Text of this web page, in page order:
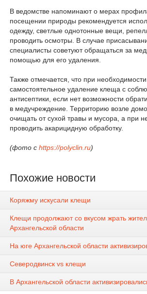
В ведомстве напоминают о мерах
посещении природы рекомендуется
одежду, светлые однотонные вещи,
проводить осмотры. В случае
специалисты советуют обращаться за
помощью для его удаления.
Также отмечается, что при
самостоятельное удаление клеща с
антисептики, если нет возможности
в медучреждение. Территорию возле
очищать от сухой травы и мусора, а при
проводить акарицидную обработку.
(фото с https://polyclin.ru)
Похожие новости
Коряжму искусали клещи
Клещи продолжают со вкусом жрать
Архангельской области
На юге Архангельской области
Северодвинск vs клещи
В Архангельской области